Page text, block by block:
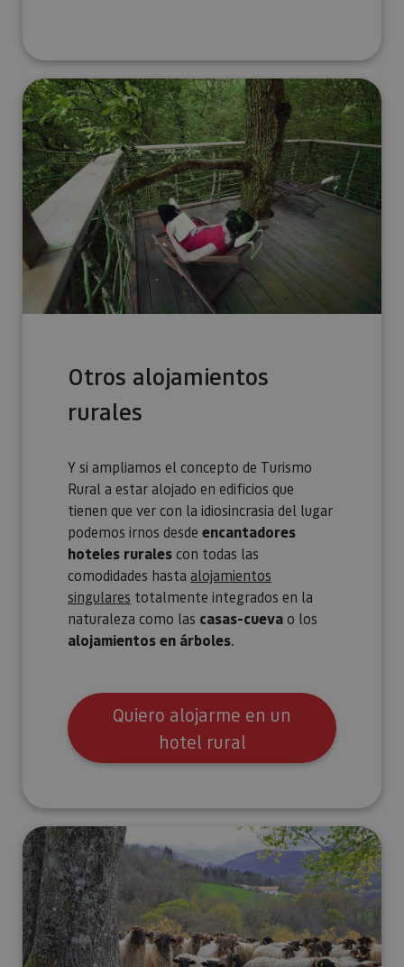
Otros alojamientos
rurales
Y si ampliamos el concepto de Turismo
Rural a estar alojado en edificios que
tienen que ver con la idiosincrasia del lugar
podemos irnos desde encantadores
hoteles ruralescon todas las
comodidades hasta alojamientos
singulares totalmente integrados en la
naturaleza como las casas-cuevao los
alojamientos en árboles.
Quiero alojarme en un
hotel rural